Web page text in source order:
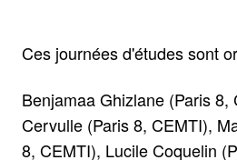
Ces journées d'études sont
Benjamaa Ghizlane (Paris 8,
Cervulle (Paris 8, CEMTI),
8, CEMTI), Lucile Coquelin